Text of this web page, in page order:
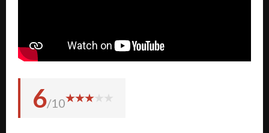
6/10